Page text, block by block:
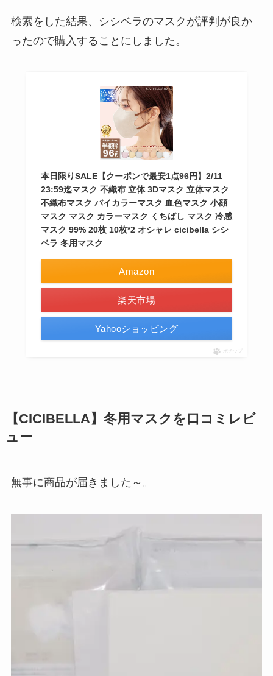
検索をした結果、シシベラのマスクが評判が良か
ったので購入することにしました。
本日限りSALE【クーポンで最安1点96円】2/11
23:59迄マスク 不織布 立体 3Dマスク 立体マスク
不織布マスク バイカラーマスク 血色マスク 小顔
マスク マスク カラーマスク くちばし マスク 冷感
マスク 99% 20枚 10枚*2 オシャレ cicibella シシ
ベラ 冬用マスク
Amazon
楽天市場
Yahooショッピング
ポチップ
【CICIBELLA】冬用マスクを口コミレビ
ュー
無事に商品が届きました～。